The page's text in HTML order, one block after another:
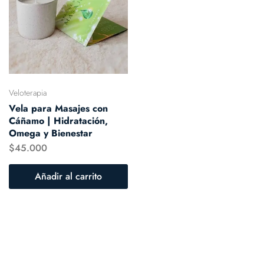
Veloterapia
Vela para Masajes con
Cáñamo | Hidratación,
Omega y Bienestar
$45.000
Añadir al carrito